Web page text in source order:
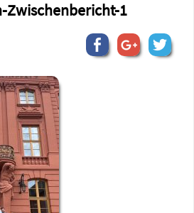
Zwischenbericht-1